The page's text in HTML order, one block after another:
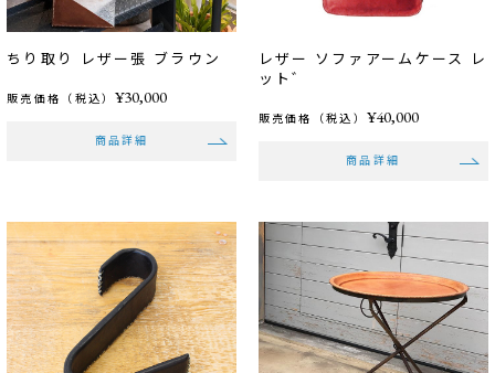
ちり取り レザー張 ブラウン
販売価格（税込） ¥30,000
商品詳細
レザー ソファアームケース レ
ット゛
販売価格（税込） ¥40,000
商品詳細